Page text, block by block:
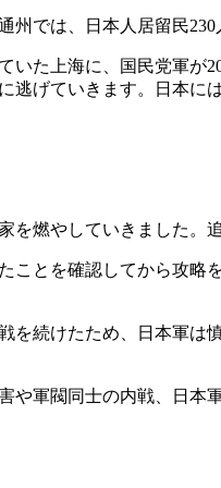
では、日本人居留民
た上海に、国民党軍
逃げていきます。日本
燃やしていきました。
とを確認してから攻
続けたため、日本軍
軍閥同士の内戦、日本